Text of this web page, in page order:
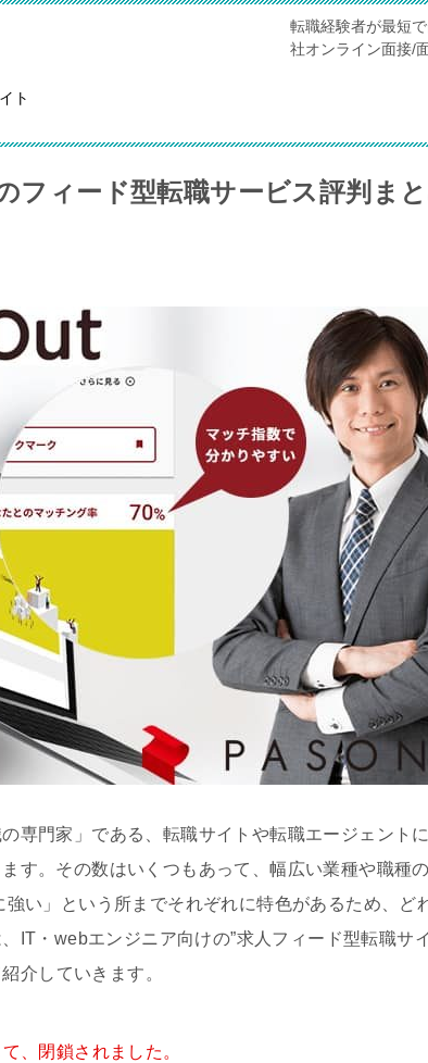
転職経験者が最短
社オンライン面接/
ト
フィード型転職サービス評判ま
専門家」である、転職サイトや転職エージェント
す。その数はいくつもあって、幅広い業種や職種
い」という所までそれぞれに特色があるため、ど
IT・webエンジニア向けの”求人フィード型転職サ
介していきます。
、閉鎖されました。